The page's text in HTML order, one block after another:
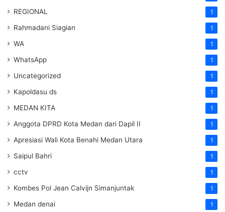
REGIONAL 1
Rahmadani Siagian 1
WA 1
WhatsApp 1
Uncategorized 1
Kapoldasu ds 1
MEDAN KITA 1
Anggota DPRD Kota Medan dari Dapil II 1
Apresiasi Wali Kota Benahi Medan Utara 1
Saipul Bahri 1
cctv 1
Kombes Pol Jean Calvijn Simanjuntak 1
Medan denai 1